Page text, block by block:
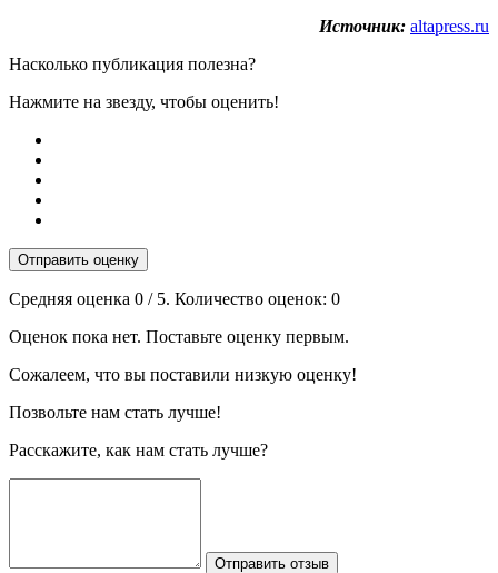
Источник: altapress.ru
Насколько публикация полезна?
Нажмите на звезду, чтобы оценить!
Отправить оценку
Средняя оценка 0 / 5. Количество оценок: 0
Оценок пока нет. Поставьте оценку первым.
Сожалеем, что вы поставили низкую оценку!
Позвольте нам стать лучше!
Расскажите, как нам стать лучше?
Отправить отзыв